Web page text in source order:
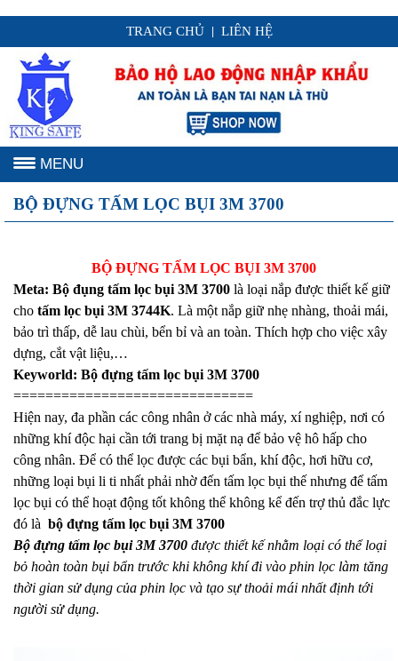
TRANG CHỦ LIÊN HỆ
MENU
BỘ ĐỰNG TẤM LỌC BỤI 3M 3700
BỘ ĐỰNG TẤM LỌC BỤI 3M 3700
Meta: Bộ đụng tấm lọc bụi 3M 3700 là loại nắp được thiết kế giữ
cho tấm lọc bụi 3M 3744K. Là một nắp giữ nhẹ nhàng, thoải mái,
bảo trì thấp, dễ lau chùi, bển bỉ và an toàn. Thích hợp cho việc xây
dựng, cắt vật liệu,…
Keyworld: Bộ đựng tấm lọc bụi 3M 3700
==============================
Hiện nay, đa phần các công nhân ở các nhà máy, xí nghiệp, nơi có
những khí độc hại cần tới trang bị mặt nạ để bảo vệ hô hấp cho
công nhân. Để có thể lọc được các bụi bẩn, khí độc, hơi hữu cơ,
những loại bụi li ti nhất phải nhờ đến tấm lọc bụi thế nhưng để tấm
lọc bụi có thể hoạt động tốt không thể không kể đến trợ thủ đắc lực
đó là bộ đựng tấm lọc bụi 3M 3700
Bộ đựng tấm lọc bụi 3M 3700 được thiết kế nhằm loại có thể loại
bỏ hoàn toàn bụi bẩn trước khi không khí đi vào phin lọc làm tăng
thời gian sử dụng của phin lọc và tạo sự thoải mái nhất định tới
người sử dụng.